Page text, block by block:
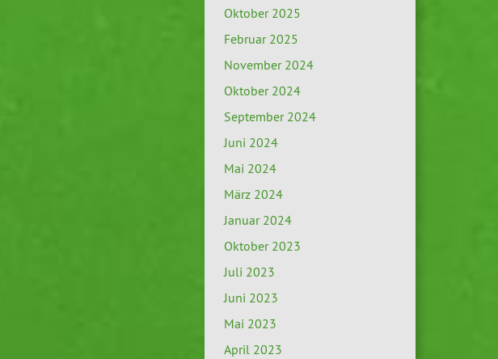
Oktober 2025
Februar 2025
November 2024
Oktober 2024
September 2024
Juni 2024
Mai 2024
März 2024
Januar 2024
Oktober 2023
Juli 2023
Juni 2023
Mai 2023
April 2023